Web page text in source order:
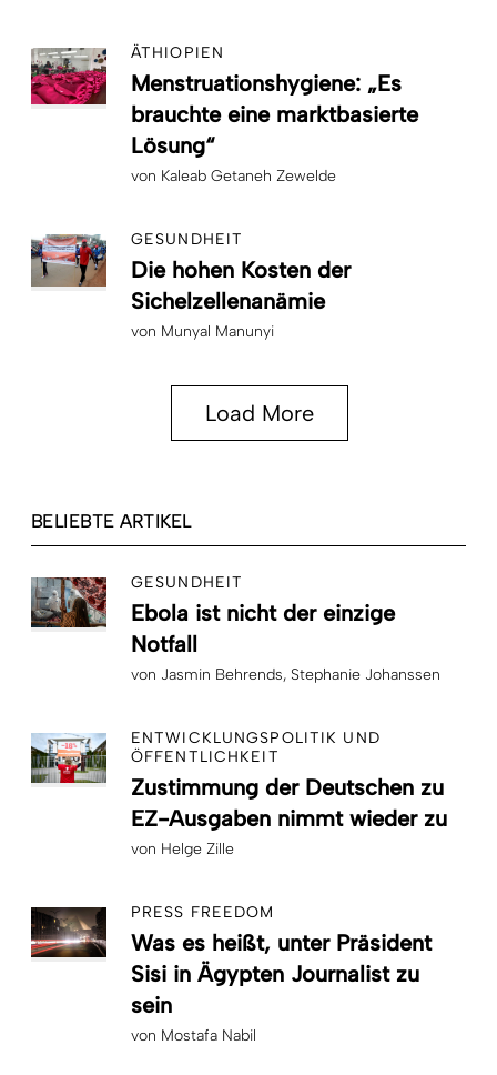
ÄTHIOPIEN
Menstruationshygiene: „Es
brauchte eine marktbasierte
Lösung“
von Kaleab Getaneh Zewelde
GESUNDHEIT
Die hohen Kosten der
Sichelzellenanämie
von Munyal Manunyi
Load More
BELIEBTE ARTIKEL
GESUNDHEIT
Ebola ist nicht der einzige
Notfall
von Jasmin Behrends Stephanie Johanssen
ENTWICKLUNGSPOLITIK UND
ÖFFENTLICHKEIT
Zustimmung der Deutschen zu
EZ-Ausgaben nimmt wieder zu
von Helge Zille
PRESS FREEDOM
Was es heißt, unter Präsident
Sisi in Ägypten Journalist zu
sein
von Mostafa Nabil